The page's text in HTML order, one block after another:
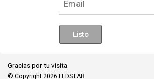
Gracias por tu visita.
© Copyright 2026 LEDSTAR